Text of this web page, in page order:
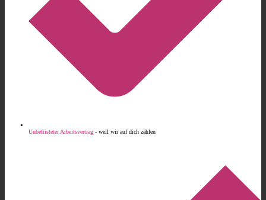
Unbefristeter Arbeitsvertrag - weil wir auf dich zählen